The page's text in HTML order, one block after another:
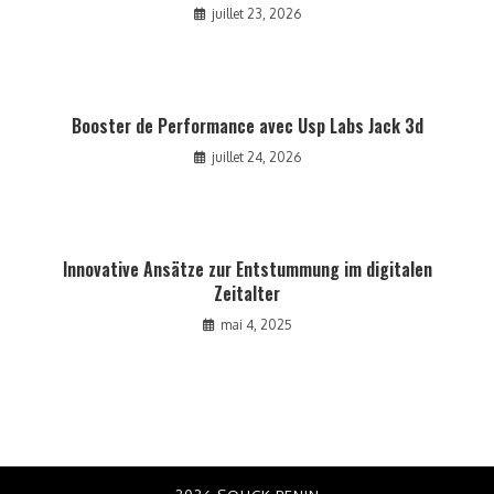
juillet 23, 2026
Booster de Performance avec Usp Labs Jack 3d
juillet 24, 2026
Innovative Ansätze zur Entstummung im digitalen
Zeitalter
mai 4, 2025